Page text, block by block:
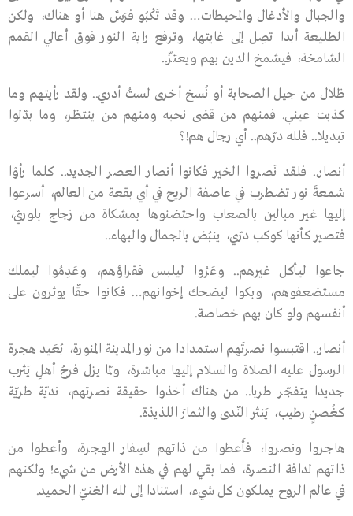
والجبال والأدغال والمحيطات… وقد تَكْبُو فرَسٌ هنا أو هناك، ولكن
الطليعة أبدا تصِل إلى غايتها، وترفع راية النور فوق أعالي القمم
الشامخة، فيشمخ الدين بهم ويعتزّ..
ظلال من جيل الصحابة أو نُسخ أخرى لستُ أدري.. ولقد رأيتهم وما
كذبت عيني. فمنهم من قضى نحبه ومنهم من ينتظر، وما بدّلوا
تبديلا.. فلله درّهم.. أي رجال هم!؟
أنصار.. فلقد نَصروا الخير فكانوا أنصار العصر الجديد.. كلما رأوْا
شمعةَ نور تضطرب في عاصفة الريح في أي بقعة من العالم، أسرعوا
إليها غير مبالين بالصعاب واحتضنوها بمشكاة من زجاج بلوريّ،
فتصير كأنها كوكب درّي، ينبُض بالجمال والبهاء..
جاعوا ليأكل غيرهم.. وعَرُوا ليلبس فقراؤهم، وعَدِمُوا ليملك
مستضعفوهم، وبكوا ليضحك إخوانهم… فكانوا حقّا يوثرون على
أنفسهم ولو كان بهم خصاصة.
أنصار.. اقتبسوا نصرتَهم استمدادا من نور المدينة المنورة، بُعَيد هجرة
الرسول عليه الصلاة والسلام إليها مباشرة، ولمّا يزل فرحُ أهلِ يَثرب
جديدا يتفجّر طربا.. من هناك أخذوا حقيقة نصرتهم، نديّة طريّة
كغُصنٍ رطيب، يَنثر النّدى والثمارَ اللذيذة.
هاجروا ونصروا، فأَعطوا من ذاتهم لسِفار الهجرة، وأعطوا من
ذاتهم لدافة النصرة، فما بقي لهم في هذه الأرض من شيء! ولكنهم
في عالم الروح يملكون كل شيء، استنادا إلى لله الغنيّ الحميد.